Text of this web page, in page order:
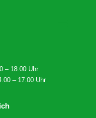
– 18.00 Uhr
– 17.00 Uhr